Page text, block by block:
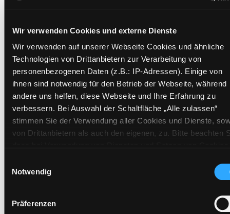
Wir verwenden Cookies und externe Dienste
Wir verwenden auf unserer Webseite Cookies und ähnliche
Technologien von Drittanbietern zur Verarbeitung von
personenbezogenen Daten (z.B.: IP-Adressen). Einige von
ihnen sind notwendig für den Betrieb der Webseite, während
andere uns helfen, diese Webseite und Ihre Erfahrung zu
verbessern. Bei Auswahl der Schaltfläche „Alle zulassen“
stimmen Sie der Verwendung aller Cookies und Dienste,
von Drittanbietern als auch den eigenen, zu. Bitte beachten
(Länder außerhalb des EWR ohne adäquates
Datenschutzniveau) stattfinden kann. In diesem
ausgeschlossen werden. Eine Verarbeitung durch solche
Notwendig
Präferenzen
Zweigstelle:West - Eggenberg
Signatur:TD.JE.T F
Standort 2:Ausleihe
Status: Verfügbar
Vorbestellungen:
Barcode: